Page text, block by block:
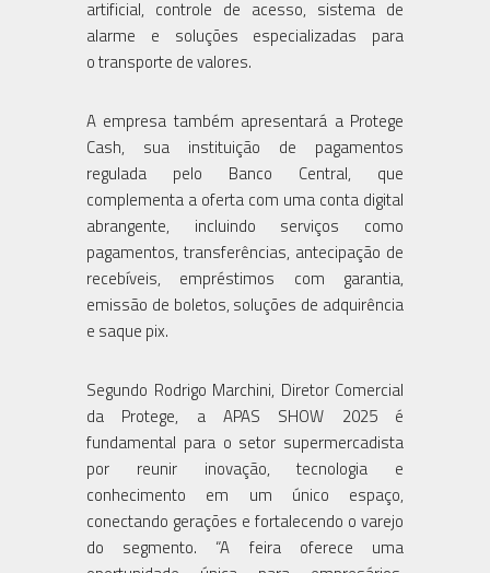
artificial, controle de acesso, sistema de
alarme e soluções especializadas para
o transporte de valores.
A empresa também apresentará a Protege
Cash, sua instituição de pagamentos
regulada pelo Banco Central, que
complementa a oferta com uma conta digital
abrangente, incluindo serviços como
pagamentos, transferências, antecipação de
recebíveis, empréstimos com garantia,
emissão de boletos, soluções de adquirência
e saque pix.
Segundo Rodrigo Marchini, Diretor Comercial
da Protege, a APAS SHOW 2025 é
fundamental para o setor supermercadista
por reunir inovação, tecnologia e
conhecimento em um único espaço,
conectando gerações e fortalecendo o varejo
do segmento. “A feira oferece uma